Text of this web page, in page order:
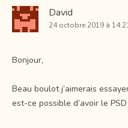
David
24 octobre 2019 à
Bonjour,
Beau boulot j’aimerais
est-ce possible d’avoir le PSD